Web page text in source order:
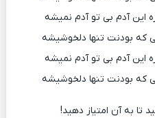
این آدم بی تو آدم نمیشه
که بودنت تنها دلخوشیشه
این آدم بی تو آدم نمیشه
که بودنت تنها دلخوشیشه
تا به آن امتیاز دهید!